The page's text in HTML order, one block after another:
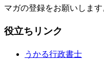
マガの登録をお願いします
役立ちリンク
うかる行政書士